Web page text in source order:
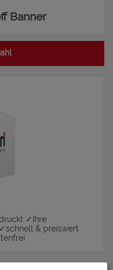
Banner
✓Ihre
& preiswert